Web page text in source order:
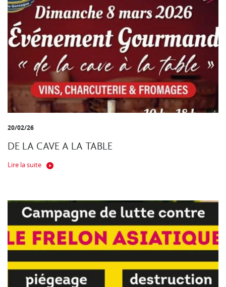
20/02/26
DE LA CAVE A LA TABLE
Lire la suite